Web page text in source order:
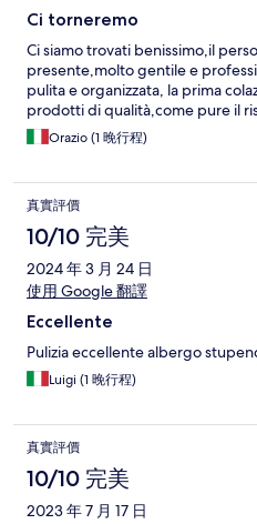
Ci torneremo
Ci siamo trovati benissimo,il
presente,molto gentile e
pulita e organizzata, la prima
prodotti di qualità,come pure il
Orazio (1 晚行程)
真實評價
10/10 完美
2024 年 3 月 24 日
使用 Google 翻譯
Eccellente
Pulizia eccellente albergo
Luigi (1 晚行程)
真實評價
10/10 完美
2023 年 7 月 17 日